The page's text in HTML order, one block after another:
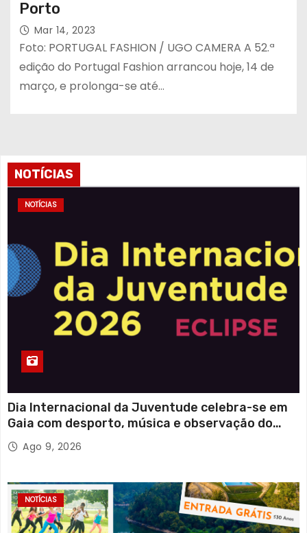
Porto
Mar 14, 2023
Foto: PORTUGAL FASHION / UGO CAMERA A 52.ª
edição do Portugal Fashion arrancou hoje, 14 de
março, e prolonga-se até…
NOTÍCIAS
NOTÍCIAS
Dia Internacional da Juventude celebra-se em
Gaia com desporto, música e observação do
eclipse solar
Ago 9, 2026
NOTÍCIAS